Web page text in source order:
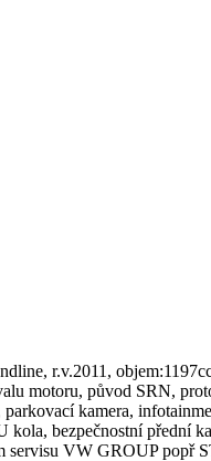
r.v.2011,
motoru, původ SRN,
kamera,
bezpečnostní přední
servisu VW GROUP popř